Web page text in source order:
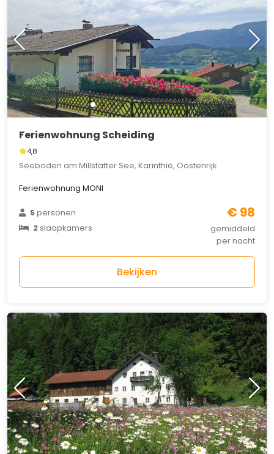
Ferienwohnung Scheiding
4,8
Seeboden am Millstätter See, Karinthië, Oostenrijk
Ferienwohnung MONI
5personen
2slaapkamers
€ 98
gemiddeld
per nacht
Bekijken